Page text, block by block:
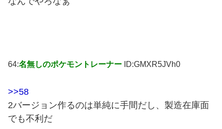
64:名無しのポケモントレーナー ID:GMXR5JVh0
>>58
2バージョン作るのは単純に手間だし、製造在庫面
でも不利だ